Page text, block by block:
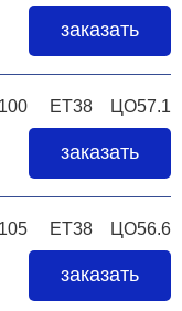
заказать
ET38 ЦО57.1
заказать
105 ET38 ЦО56.6
заказать